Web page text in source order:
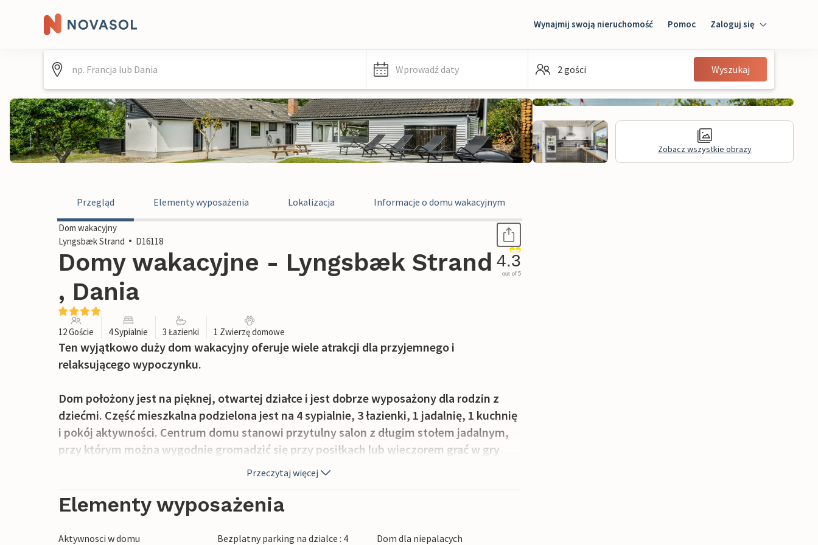
Wynajmij swoją nieruchomość Pomoc Zaloguj się
Zaloguj się
Gość
Wprowadź daty 2 gości Wyszukaj
Zobacz wszystkie obrazy
Przegląd Elementy wyposażenia Lokalizacja Informacje o domu wakacyjnym
Dom wakacyjny
Lyngsbæk Strand
D16118
Domy wakacyjne - Lyngsbæk Strand
, Dania
4.3
out of 5
12 Goście 4 Sypialnie 3 Łazienki 1 Zwierzę domowe
Ten wyjątkowo duży dom wakacyjny oferuje wiele atrakcji dla przyjemnego i
relaksującego wypoczynku.
Dom położony jest na pięknej, otwartej działce i jest dobrze wyposażony dla rodzin z
dziećmi. Część mieszkalna podzielona jest na 4 sypialnie, 3 łazienki, 1 jadalnię, 1 kuchnię
i pokój aktywności. Centrum domu stanowi przytulny salon z długim stołem jadalnym,
przy którym można wygodnie gromadzić się przy posiłkach lub wieczorem grać w gry
Na zewnątrz można wybierać spośród wielu aktywności. Można usiąść przy ognisku,
gdzie razem z dziećmi można piec pianki lub zrelaksować się na tarasie, podczas gdy
maluchy będą się huśtać lub budować zamki z piasku w piaskownicy. W deszczową
Przeczytaj więcej
Elementy wyposażenia
Aktywnosci w domu
Bezplatny parking na dzialce : 4
Dom dla niepalacych